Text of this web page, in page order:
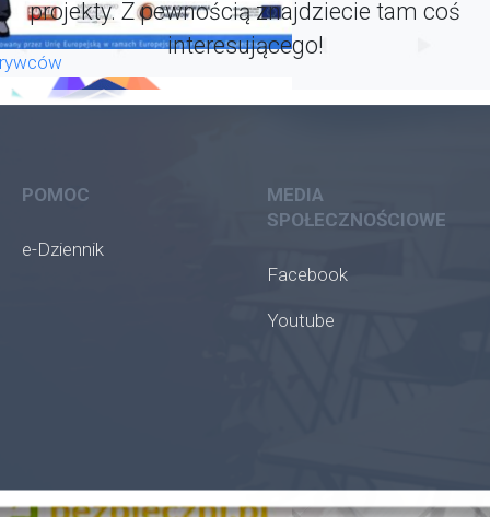
projekty. Z pewnością znajdziecie tam coś
interesującego!
POMOC
e-Dziennik
MEDIA
SPOŁECZNOŚCIOWE
Facebook
Youtube